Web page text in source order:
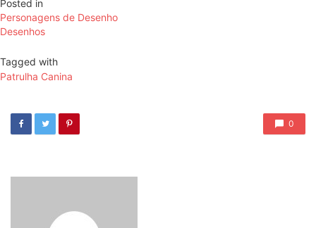
Posted in
Personagens de Desenho
Desenhos
Tagged with
Patrulha Canina
0